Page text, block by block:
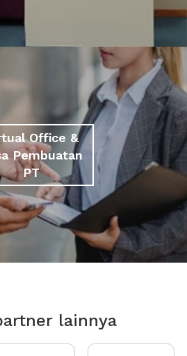
Office &
Pembuatan
PT
lainnya